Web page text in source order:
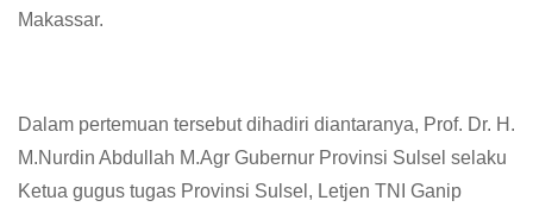
Makassar.
Dalam pertemuan tersebut dihadiri diantaranya, Prof. Dr. H.
M.Nurdin Abdullah M.Agr Gubernur Provinsi Sulsel selaku
Ketua gugus tugas Provinsi Sulsel, Letjen TNI Ganip